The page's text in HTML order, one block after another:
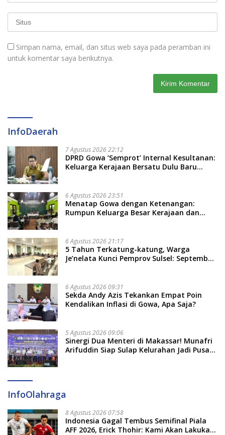
Simpan nama, email, dan situs web saya pada peramban ini
untuk komentar saya berikutnya.
InfoDaerah
7 Agustus 2026 22:12
DPRD Gowa ‘Semprot’ Internal Kesultanan:
Keluarga Kerajaan Bersatu Dulu Baru
6 Agustus 2026 23:51
Menatap Gowa dengan Ketenangan:
Rumpun Keluarga Besar Kerajaan dan
Soal Adat dan Adab
6 Agustus 2026 21:17
5 Tahun Terkatung-katung, Warga
Je’nelata Kunci Pemprov Sulsel: September
6 Agustus 2026 09:31
Sekda Andy Azis Tekankan Empat Poin
Kendalikan Inflasi di Gowa, Apa Saja?
5 Agustus 2026 09:06
Sinergi Dua Menteri di Makassar! Munafri
Arifuddin Siap Sulap Kelurahan Jadi Pusat
InfoOlahraga
8 Agustus 2026 07:58
Indonesia Gagal Tembus Semifinal Piala
AFF 2026, Erick Thohir: Kami Akan Lakukan